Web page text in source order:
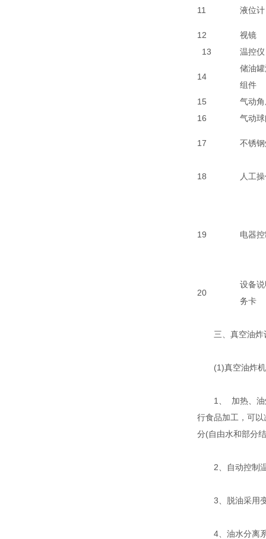
11 液位计
12
视镜
13
温控仪
14
储油
组件
15
气动
16
气动
17 不锈
18 人工
19 电器
20
设备
务卡
三、真空油炸
(1)真空油炸机
1、 加热、油炸
行食品加工，可
分(自由水和部分
2、自动控制温
3、脱油采用变
4、油水分离系